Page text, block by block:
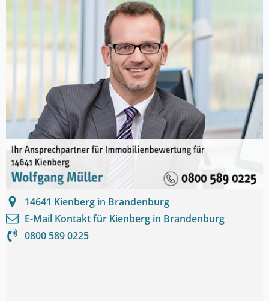
14641 Kienberg in Brandenburg
E-Mail Kontakt für Kienberg in Brandenburg
0800 589 0225